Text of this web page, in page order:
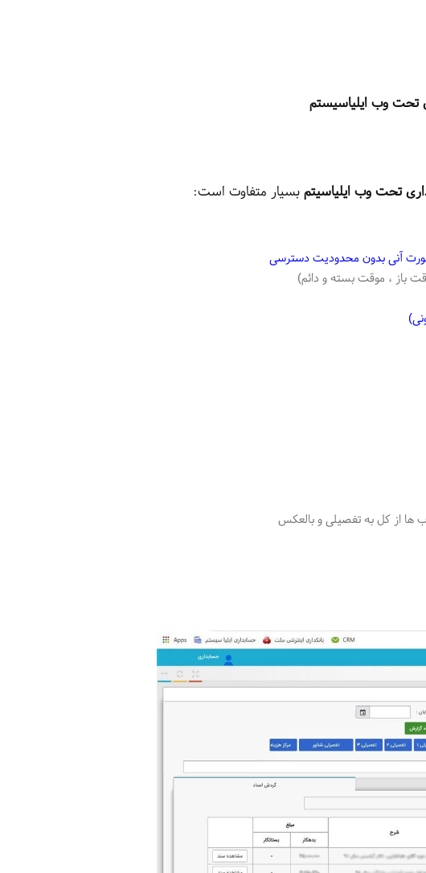
تحت وب ایلیاسیستم
تحت وب ایلیاسیتم بسیار متفاوت است:
آنی بدون محدودیت دسترسی
باز ، موقت بسته و دائم)
ها از کل به تفصیلی و بالعکس